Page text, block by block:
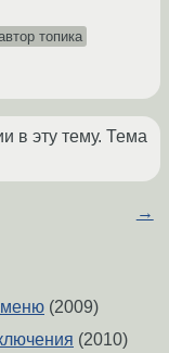
топика
в эту тему. Тема
→
меню (2009)
(2010)